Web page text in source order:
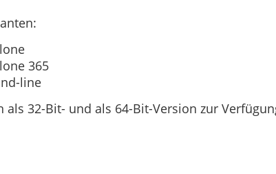
365
line
als 32-Bit- und als 64-Bit-Version zur